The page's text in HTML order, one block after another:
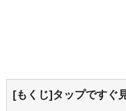
[もくじ]タップですぐ